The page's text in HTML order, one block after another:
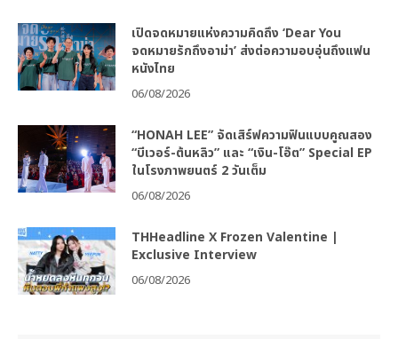
เปิดจดหมายแห่งความคิดถึง ‘Dear You
จดหมายรักถึงอาม่า’ ส่งต่อความอบอุ่นถึงแฟน
หนังไทย
06/08/2026
“HONAH LEE” จัดเสิร์ฟความฟินแบบคูณสอง
“บีเวอร์-ต้นหลิว” และ “เงิน-โอ๊ต” Special EP
ในโรงภาพยนตร์ 2 วันเต็ม
06/08/2026
THHeadline X Frozen Valentine |
Exclusive Interview
06/08/2026